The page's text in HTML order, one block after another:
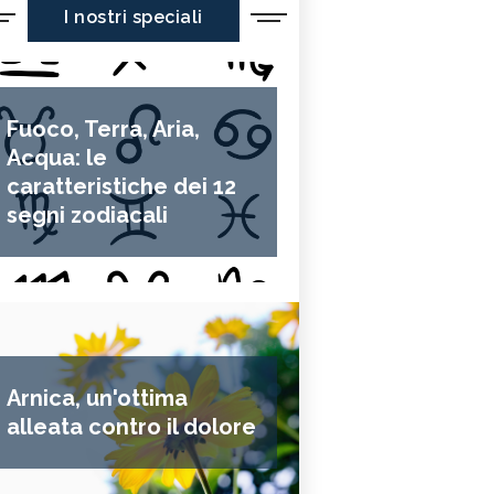
I nostri speciali
Fuoco, Terra, Aria,
Acqua: le
caratteristiche dei 12
segni zodiacali
Arnica, un'ottima
alleata contro il dolore